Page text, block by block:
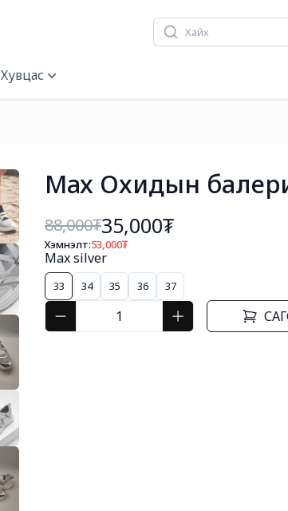
Хувцас
Мах Охидын
88,000₮35,000₮
Хэмнэлт:53,000₮
Max silver
33 34 35 36 37